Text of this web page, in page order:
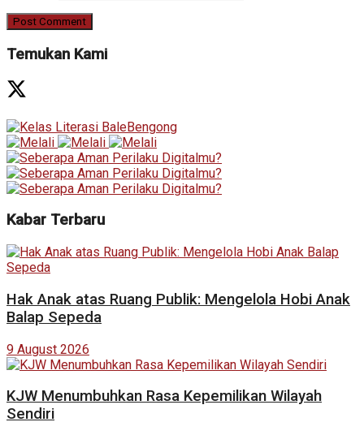
Temukan Kami
Kabar Terbaru
Hak Anak atas Ruang Publik: Mengelola Hobi Anak
Balap Sepeda
9 August 2026
KJW Menumbuhkan Rasa Kepemilikan Wilayah
Sendiri